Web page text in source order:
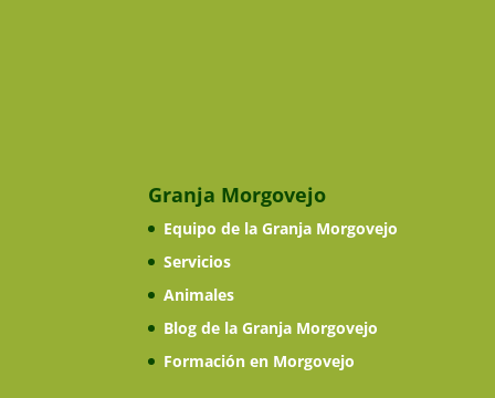
Granja Morgovejo
Equipo de la Granja Morgovejo
Servicios
Animales
Blog de la Granja Morgovejo
Formación en Morgovejo